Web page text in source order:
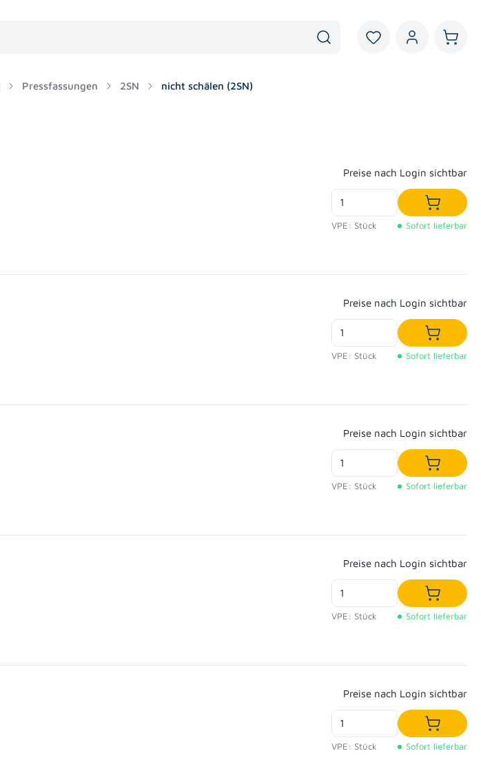
Du hast 0 Produkte
Pressfassungen 2SN nicht schälen (2SN)
Regulärer Preis:
Preise nach Login sichtbar
VPE: Stück
In den
Sofort lieferbar
Regulärer Preis:
Preise nach Login sichtbar
VPE: Stück
In den
Sofort lieferbar
Regulärer Preis:
Preise nach Login sichtbar
VPE: Stück
In den
Sofort lieferbar
Regulärer Preis:
Preise nach Login sichtbar
VPE: Stück
In den
Sofort lieferbar
Regulärer Preis:
Preise nach Login sichtbar
VPE: Stück
In den
Sofort lieferbar